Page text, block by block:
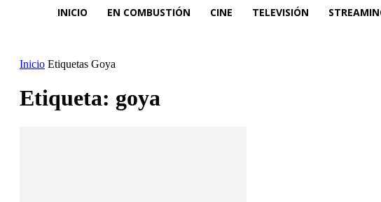
INICIO EN COMBUSTIÓN CINE TELEVISIÓN
Inicio Etiquetas Goya
Etiqueta: goya